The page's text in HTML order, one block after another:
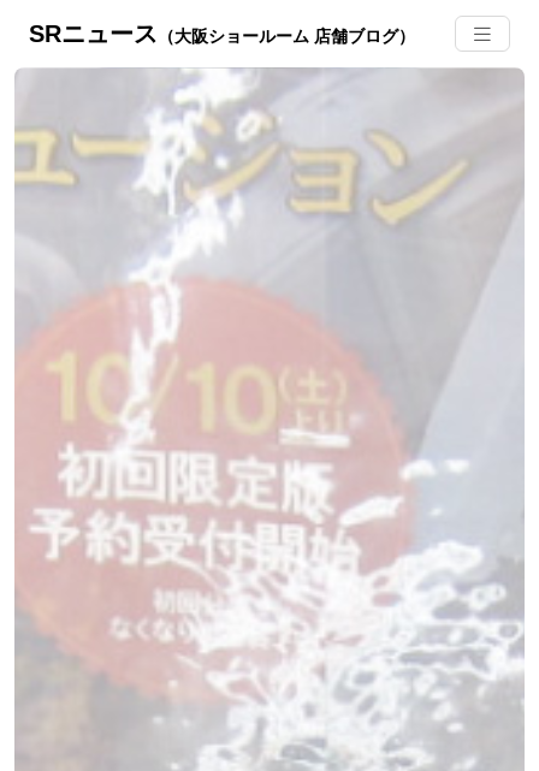
SRニュース （大阪ショールーム 店舗ブログ）